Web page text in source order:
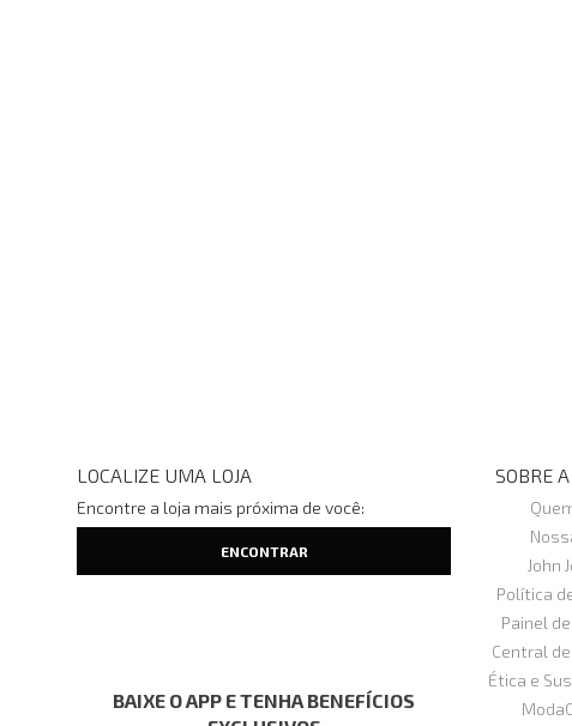
LOCALIZE UMA LOJA
Encontre a loja mais próxima de você:
BAIXE O APP E TENHA BENEFÍCIOS
SOBRE
John
Política
Painel
Central
Ética e